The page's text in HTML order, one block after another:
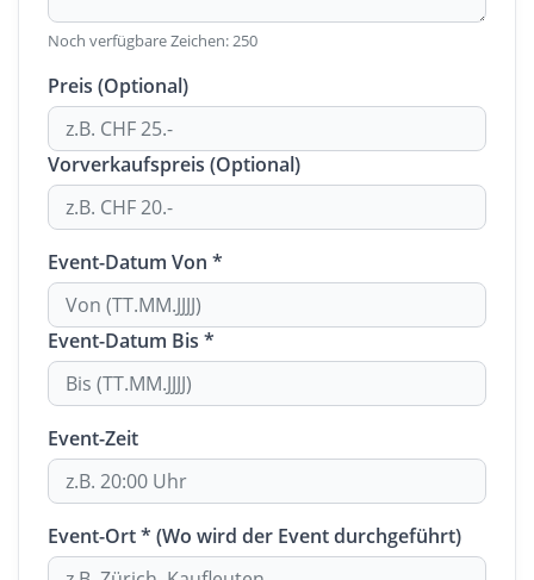
Noch verfügbare Zeichen:250
Preis (Optional)
Vorverkaufspreis (Optional)
Event-Datum Von *
Event-Datum Bis *
Event-Zeit
Event-Ort * (Wo wird der Event durchgeführt)